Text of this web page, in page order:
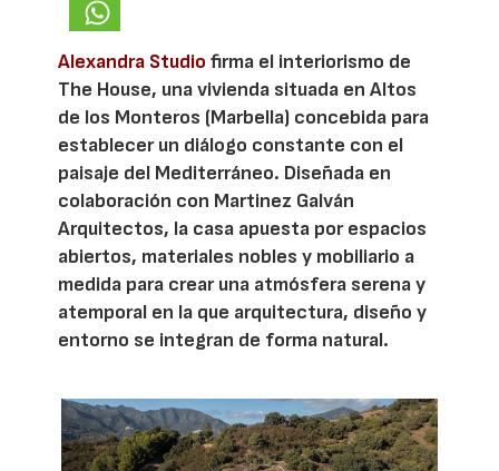
Alexandra Studio firma el interiorismo de
The House, una vivienda situada en Altos
de los Monteros (Marbella) concebida para
establecer un diálogo constante con el
paisaje del Mediterráneo. Diseñada en
colaboración con Martinez Galván
Arquitectos, la casa apuesta por espacios
abiertos, materiales nobles y mobiliario a
medida para crear una atmósfera serena y
atemporal en la que arquitectura, diseño y
entorno se integran de forma natural.